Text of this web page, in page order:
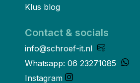
Klus blog
Contact & socials
info@schroef-it.nl
Whatsapp: 06 23271085
Instagram